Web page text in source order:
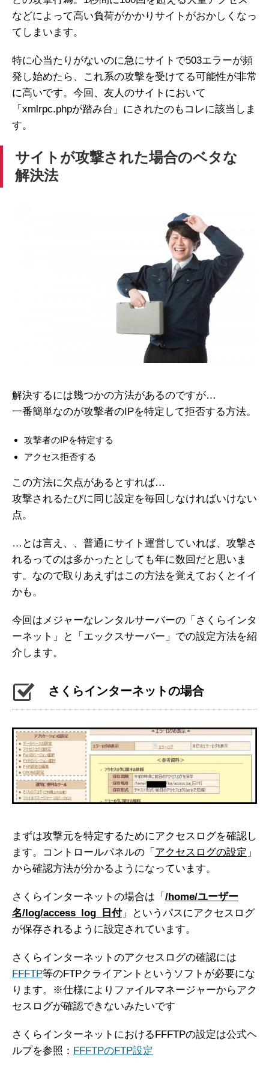
などによって高い負荷がかかりサイトがおかしくなっ
てしまいます。
特に心当たりがないのに急にサイトで503エラーが頻
発し始めたら、これ系の攻撃を受けてる可能性が非常
に高いです。今回、友人のサイトにおいて
「xmlrpc.phpが踏み台」にされたのもコレに該当しま
す。
サイトが攻撃された場合のベタな
解決法
解決するには幾つかの方法があるのですが…
一番簡単なのが攻撃者のIPを特定して拒否する方法。
攻撃者のIPを特定する
アクセス拒否する
この方法に欠点があるとすれば…
攻撃されるたびに同じ設定を毎回しなければいけない
点。
…とは言え、、普通にサイト運営していれば、攻撃さ
れるってのは多かったとしても年に数回だと思いま
す。なので取りあえずはこの方法を覚えておくとイイ
かも。
今回はメジャーなレンタルサーバーの「さくらインタ
ーネット」と「エックスサーバー」での設定方法を紹
介します。
さくらインターネットの場合
まずは攻撃元を特定するためにアクセスログを確認し
ます。コントロールパネルの「 アクセスログの設定 」
から確認方法が分かるようになっています。
さくらインターネットの場合は「 /home/ユーザー
名/log/access_log_日付」というパスにアクセスログ
が保存されるように設定されています。
さくらインターネットのアクセスログの確認には
FFFTP等のFTPクライアントというソフトが必要にな
ります。※仕様によりファイルマネージャーからアク
セスログが確認できないみたいです
さくらインターネットにおけるFFFTPの設定は公式ヘ
ルプを参照： FFFTPのFTP設定